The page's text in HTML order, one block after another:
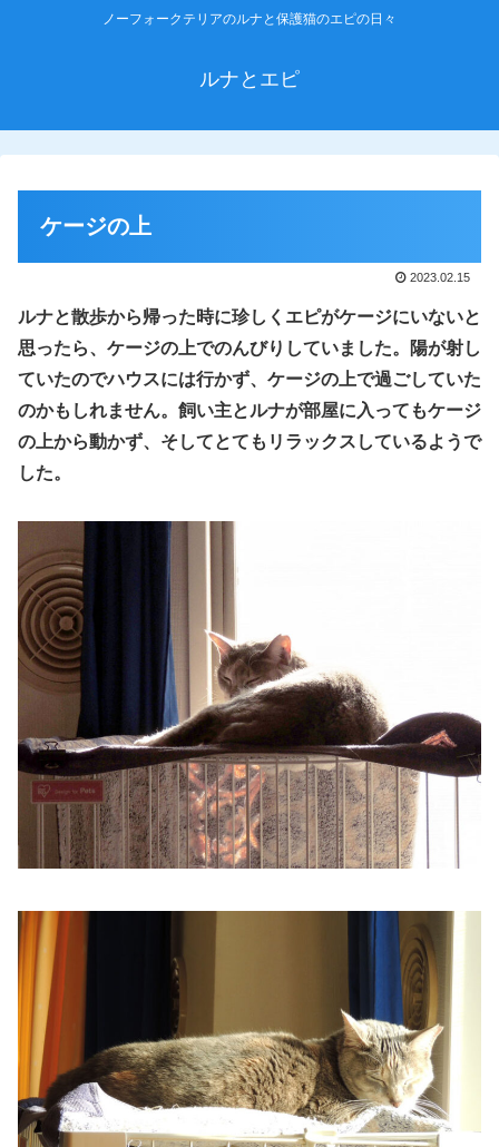
ノーフォークテリアのルナと保護猫のエピの日々
ルナとエピ
ケージの上
2023.02.15
ルナと散歩から帰った時に珍しくエピがケージにいないと
思ったら、ケージの上でのんびりしていました。陽が射し
ていたのでハウスには行かず、ケージの上で過ごしていた
のかもしれません。飼い主とルナが部屋に入ってもケージ
の上から動かず、そしてとてもリラックスしているようで
した。